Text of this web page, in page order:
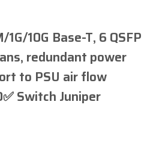
10G Base-T, 6 QSFP
redundant power
to PSU air flow
Switch Juniper